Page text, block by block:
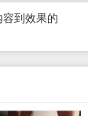
到效果的